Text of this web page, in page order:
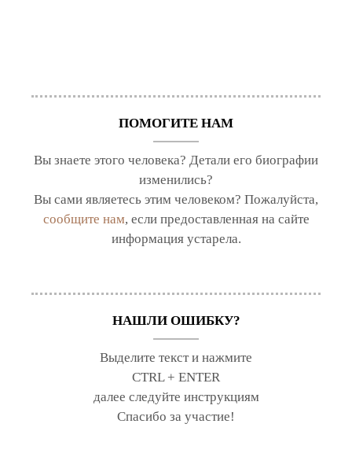
ПОМОГИТЕ НАМ
Вы знаете этого человека? Детали его биографии
изменились?
Вы сами являетесь этим человеком? Пожалуйста,
сообщите нам, если предоставленная на сайте
информация устарела.
НАШЛИ ОШИБКУ?
Выделите текст и нажмите
CTRL + ENTER
далее следуйте инструкциям
Спасибо за участие!